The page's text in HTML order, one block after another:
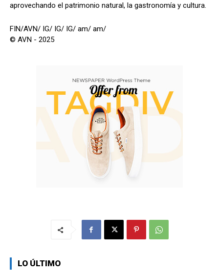
aprovechando el patrimonio natural, la gastronomía y cultura.
FIN/AVN/ IG/ IG/ IG/ am/ am/
© AVN - 2025
LO ÚLTIMO